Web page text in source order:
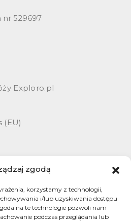
zgodą
korzystamy z technologii,
i/lub uzyskiwania dostępu
na te technologie pozwoli nam
podczas przeglądania lub
nr 529697
Exploro.pl
(EU)